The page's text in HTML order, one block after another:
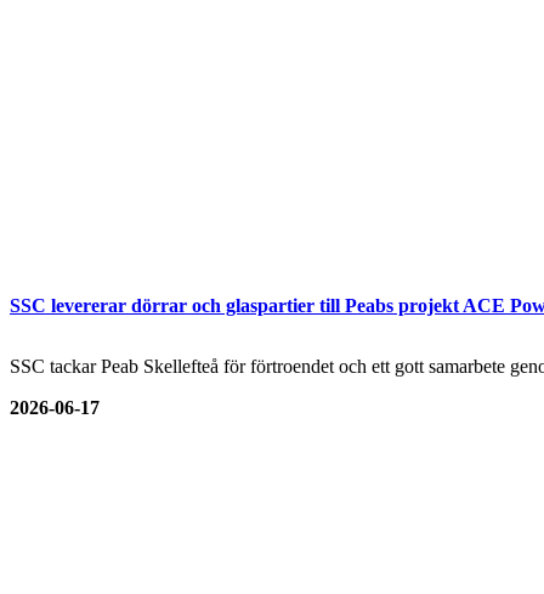
SSC levererar dörrar och glaspartier till Peabs projekt ACE
SSC tackar Peab Skellefteå för förtroendet och ett gott samarbete
2026-06-17